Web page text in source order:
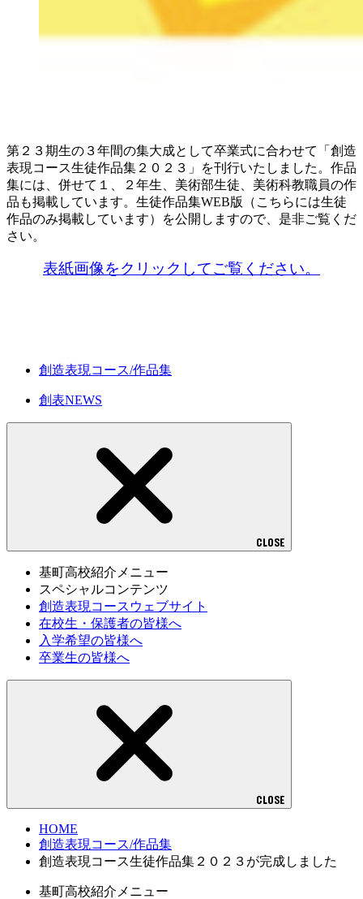
第２３期生の３年間の集大成として卒業式に合わせて「創造
表現コース生徒作品集２０２３」を刊行いたしました。作品
集には、併せて１、２年生、美術部生徒、美術科教職員の作
品も掲載しています。生徒作品集WEB版（こちらには生徒
作品のみ掲載しています）を公開しますので、是非ご覧くだ
さい。
表紙画像をクリックしてご覧ください。
創造表現コース/作品集
創表NEWS
CLOSE
基町高校紹介メニュー
スペシャルコンテンツ
創造表現コースウェブサイト
在校生・保護者の皆様へ
入学希望の皆様へ
卒業生の皆様へ
CLOSE
HOME
創造表現コース/作品集
創造表現コース生徒作品集２０２３が完成しました
基町高校紹介メニュー